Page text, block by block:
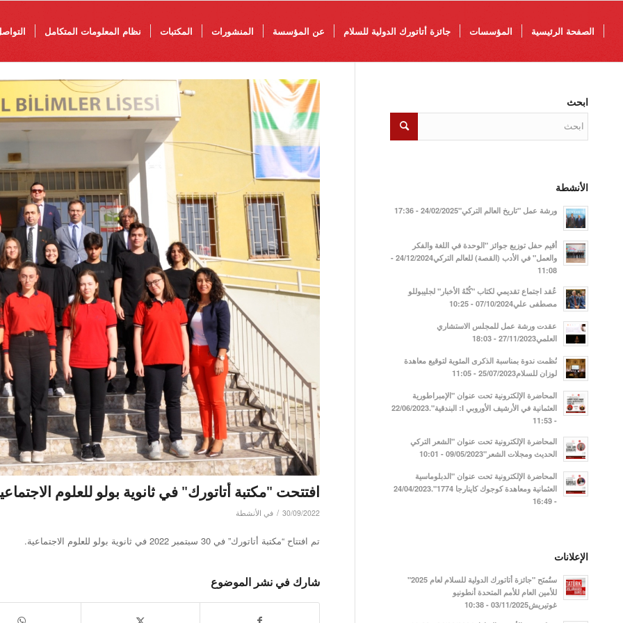
الصفحة الرئيسية المؤسسات جائزة أتاتورك الدولية للسلام عن المؤسسة المنشورات المكتبات نظام المعلومات المتكامل
افتتحت "مكتبة أتاتورك" في ثانوية بولو للعلوم
30/09/2022
/ في الأنشطة
تم افتتاح “مكتبة أتاتورك” في 30 سبتمبر 2022 في ثانوية بولو للعلوم الاجتماعية.
شارك في نشر الموضوع
ابحث
الأنشطة
ورشة عمل "تاريخ العالم التركي"24/02/2025 - 17:36
أقيم حفل توزيع جوائز "الوحدة في اللغة والفكر
والعمل" في الأدب (القصة) للعالم التركي24/12/2024 -
11:08
عُقد اجتماع تقديمي لكتاب "كُنْهُ الأخبار" لجليبوللو
مصطفى علي07/10/2024 - 10:25
عقدت ورشة عمل للمجلس الاستشاري
العلمي27/11/2023 - 18:03
نُظمت ندوة بمناسبة الذكرى المئوية لتوقيع معاهدة
لوزان للسلام25/07/2023 - 11:05
المحاضرة الإلكترونية تحت عنوان "الإمبراطورية
العثمانية في الأرشيف الأوروبي I: البندقية".22/06/2023
- 11:53
المحاضرة الإلكترونية تحت عنوان "الشعر التركي
الحديث ومجلات الشعر"09/05/2023 - 10:01
المحاضرة الإلكترونية تحت عنوان "الدبلوماسية
العثمانية ومعاهدة كوجوك كاينارجا 1774".24/04/2023
- 16:49
الإعلانات
ستُمنَح "جائزة أتاتورك الدولية للسلام لعام 2025"
للأمين العام للأمم المتحدة أنطونيو
غوتيريش03/11/2025 - 10:38